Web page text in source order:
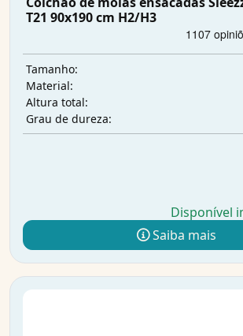
T21 90x190 cm H2/H3
Tamanho:
Material:
Altura total:
Grau de dureza:
Disponível
Saiba mais